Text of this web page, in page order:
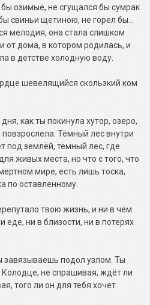
озимые, не сгущался бы сумрак
свиньи щетиною, не горел бы…
мелодия, она стала слишком
от дома, в котором родилась, и
в детстве холодную воду.
шевелящийся скользкий ком
как ты покинула хутор, озеро,
Тёмный лес внутри
под землёй, тёмный лес, где
живых места, но что с того, что
мире, есть лишь тоска,
по оставленному.
твою жизнь, и ни в чём
еде, ни в близости, ни в потерях
завязываешь подол узлом. Ты
не спрашивая, ждёт ли
того ли он для тебя хочет.